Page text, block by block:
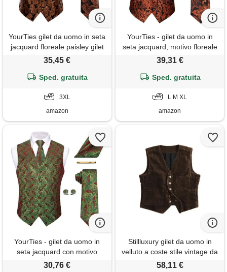
YourTies gilet da uomo in seta
jacquard floreale paisley gilet
cravatta tasca gemelli
cravatta cravatta cravatta
matrimonio formale, nero
35,45 €
Sped. gratuita
3XL
amazon
YourTies - gilet da uomo in
seta jacquard, motivo floreale
paisley, con cravatta,
fazzoletto da taschino, gemelli
e clip per cravatta, per
m
39,31 €
Sped. gratuita
L M XL
amazon
YourTies - gilet da uomo in
seta jacquard con motivo
floreale paisley, con cravatta,
30,76 €
Stillluxury gilet da uomo in
velluto a coste stile vintage da
caccia giacca senza maniche
58,11 €